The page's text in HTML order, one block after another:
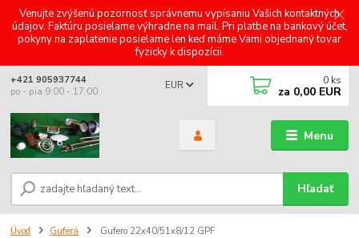
Venujte zvýšenú pozornosť správnemu vypísaniu Vašich kontaktných
údajov. Faktúru posielame výhradne na mail. Pri platbe na bankový účet,
pokyny na zaplatenie posielame len keď máme Vami objednaný tovar
fyzicky k dispozícii.
Menu
EUR
Hľadať
+421 905937744
po - pia 9:00 - 17:00
0 ks
za 0,00 EUR
Úvod Guferá Gufero 22x40/51x8/12 GPF